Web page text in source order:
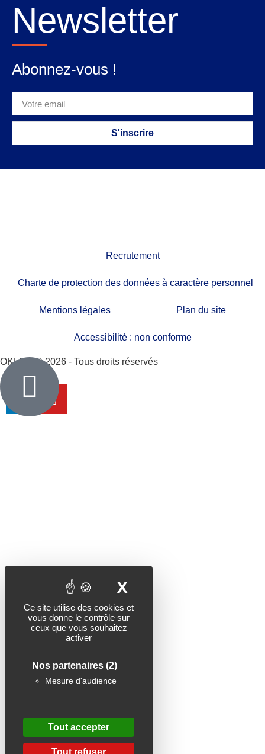
Ce site utilise des cookies et
vous donne le contrôle sur
ceux que vous souhaitez
activer
Nos partenaires (2)
Mesure d'audience
Tout accepter
Tout refuser
X
Newsletter
Abonnez-vous !
S'inscrire
Recrutement
Charte de protection des données à caractère personnel
Mentions légales Plan du site
Accessibilité : non conforme
OKLIMA© 2026 - Tous droits réservés